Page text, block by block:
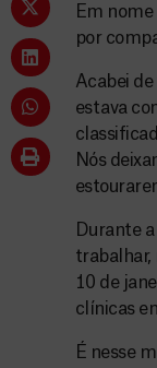
Em
por
Acabei
estava
Nós
Durante
trabalhar,
10 de
clínicas
É nesse